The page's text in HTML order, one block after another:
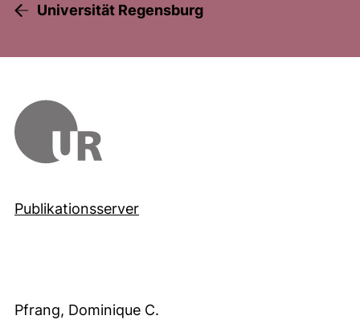
Universität Regensburg
Publikationsserver
Pfrang, Dominique C.